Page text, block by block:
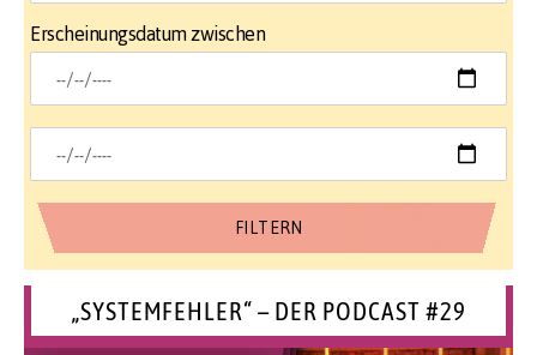
Erscheinungsdatum zwischen
„SYSTEMFEHLER“ – DER PODCAST #29